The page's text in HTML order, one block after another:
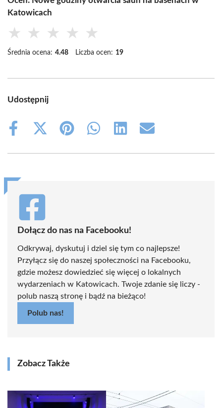
Katowicach
★ ★ ★ ★ ★
Średnia ocena: 4.48 Liczba ocen: 19
Udostępnij
Share
Share
(Twitter)
Share
Share
Share
Share
Dołącz do nas na Facebooku!
Odkrywaj, dyskutuj i dziel się tym co najlepsze!
Przyłącz się do naszej społeczności na Facebooku,
gdzie możesz dowiedzieć się więcej o lokalnych
wydarzeniach w Katowicach. Twoje zdanie się liczy -
polub naszą stronę i bądź na bieżąco!
Polub nas!
Zobacz Także